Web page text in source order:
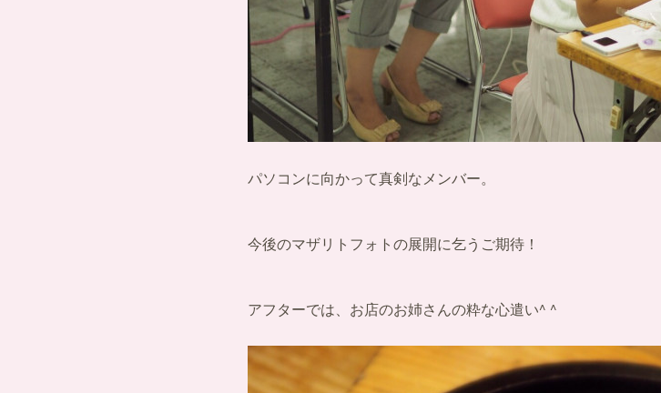
パソコンに向かって真剣なメンバー。
今後のマザリトフォトの展開に乞うご期待！
アフターでは、お店のお姉さんの粋な心遣い^ ^